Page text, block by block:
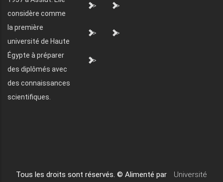
considère comme
la première
université de Haute
Égypte à préparer
des diplômés avec
des connaissances
scientifiques.
"> ">
"> ">
">
Tous les droits sont réservés. © Alimenté par Université